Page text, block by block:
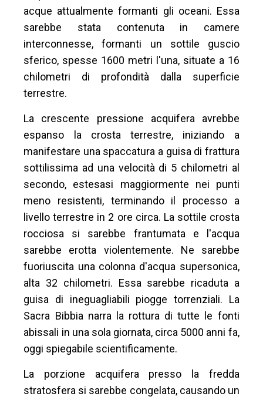
acque attualmente formanti gli oceani. Essa
sarebbe stata contenuta in camere
interconnesse, formanti un sottile guscio
sferico, spesse 1600 metri l'una, situate a 16
chilometri di profondità dalla superficie
terrestre.
La crescente pressione acquifera avrebbe
espanso la crosta terrestre, iniziando a
manifestare una spaccatura a guisa di frattura
sottilissima ad una velocità di 5 chilometri al
secondo, estesasi maggiormente nei punti
meno resistenti, terminando il processo a
livello terrestre in 2 ore circa. La sottile crosta
rocciosa si sarebbe frantumata e l'acqua
sarebbe erotta violentemente. Ne sarebbe
fuoriuscita una colonna d'acqua supersonica,
alta 32 chilometri. Essa sarebbe ricaduta a
guisa di ineguagliabili piogge torrenziali. La
Sacra Bibbia narra la rottura di tutte le fonti
abissali in una sola giornata, circa 5000 anni fa,
oggi spiegabile scientificamente.
La porzione acquifera presso la fredda
stratosfera si sarebbe congelata, causando un